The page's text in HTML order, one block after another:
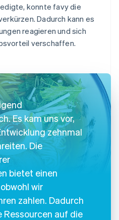
konnte favy die
Dadurch kann es
reagieren und sich
verschaffen.
Es kam uns vor,
zehnmal
Die
bietet einen
wir
zahlen. Dadurch
Ressourcen auf die